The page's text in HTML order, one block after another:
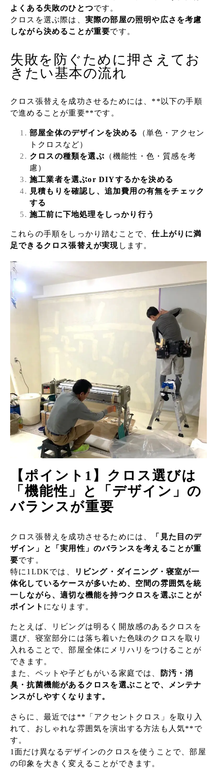
よくある失敗のひとつです。
クロスを選ぶ際は、 実際の部屋の照明や広さを考慮
しながら決めることが重要です。
失敗を防ぐために押さえてお
きたい基本の流れ
クロス張替えを成功させるためには、**以下の手順
で進めることが重要**です。
部屋全体のデザインを決める
（単色・アクセン
トクロスなど）
クロスの種類を選ぶ （機能性・色・質感を考
慮）
施工業者を選ぶor DIYするかを決める
見積もりを確認し、追加費用の有無をチェック
する
施工前に下地処理をしっかり行う
これらの手順をしっかり踏むことで、仕上がりに満
足できるクロス張替えが実現 します。
【ポイント1】クロス選びは
「機能性」と「デザイン」の
バランスが重要
クロス張替えを成功させるためには、
「見た目のデ
ザイン」と「実用性」のバランスを考えることが重
要です。
特に1LDKでは、
リビング・ダイニング・寝室が一
体化しているケースが多いため、空間の雰囲気を統
一しながら、適切な機能を持つクロスを選ぶことが
ポイント になります。
たとえば、リビングは明るく開放感のあるクロスを
選び、寝室部分には落ち着いた色味のクロスを取り
入れることで、部屋全体にメリハリをつけることが
できます。
また、ペットや子どもがいる家庭では、
防汚・消
臭・抗菌機能があるクロスを選ぶことで、メンテナ
ンスがしやすくなります。
さらに、最近では**「アクセントクロス」を取り入
れて、おしゃれな雰囲気を演出する方法も人気**で
す。
1面だけ異なるデザインのクロスを使うことで、部屋
の印象を大きく変えることができます。